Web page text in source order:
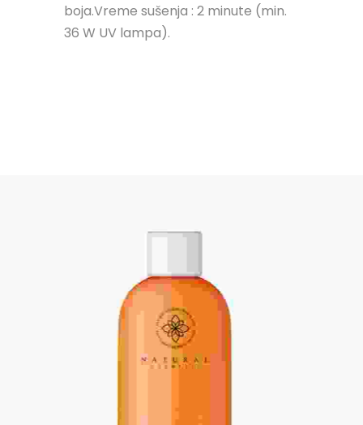
boja.Vreme sušenja : 2 minute (min.
36 W UV lampa).